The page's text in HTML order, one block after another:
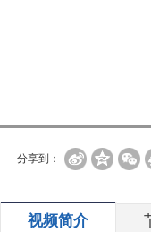
分享到：
视频简介